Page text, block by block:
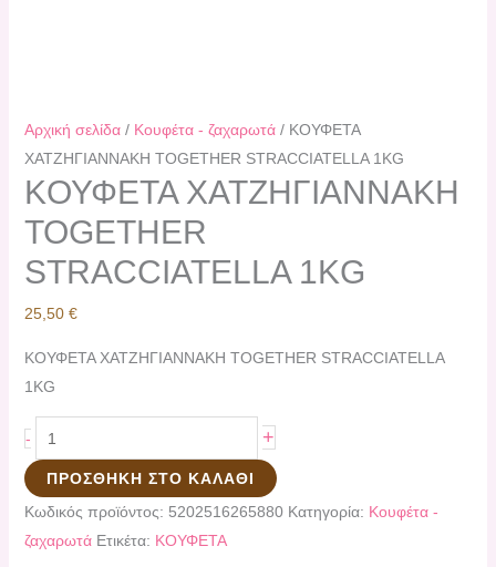
Αρχική σελίδα/ Κουφέτα - ζαχαρωτά/ KΟΥΦΕΤΑ
ΧΑΤΖΗΓΙΑΝΝΑΚΗ TOGETHER STRACCIATELLA 1KG
KΟΥΦΕΤΑ ΧΑΤΖΗΓΙΑΝΝΑΚΗ
TOGETHER
STRACCIATELLA 1KG
25,50 €
KΟΥΦΕΤΑ ΧΑΤΖΗΓΙΑΝΝΑΚΗ TOGETHER STRACCIATELLA
1KG
- +
ΠΡΟΣΘΉΚΗ ΣΤΟ ΚΑΛΆΘΙ
Κωδικός προϊόντος: 5202516265880 Κατηγορία: Κουφέτα -
ζαχαρωτά Ετικέτα: ΚΟΥΦΕΤΑ